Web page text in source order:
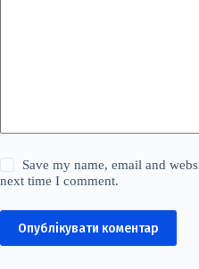
Save my name, email and
next time I comment.
Опублікувати коментар